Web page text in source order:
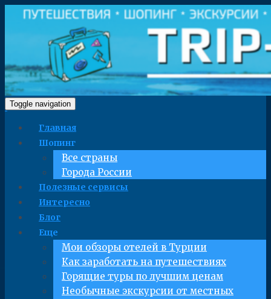
Toggle navigation
Главная
Шопинг
Все страны
Города России
Полезные сервисы
Интересно
Блог
Еще
Мои обзоры отелей в Турции
Как заработать на путешествиях
Горящие туры по лучшим ценам
Необычные экскурсии от местных